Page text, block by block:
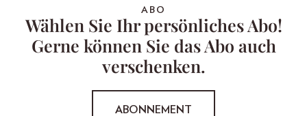
ABO
Wählen Sie Ihr persönliches Abo!
Gerne können Sie das Abo auch
verschenken.
ABONNEMENT